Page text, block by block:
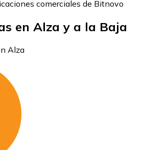
comerciales de Bitnovo
en Alza y a la Baja
Alza